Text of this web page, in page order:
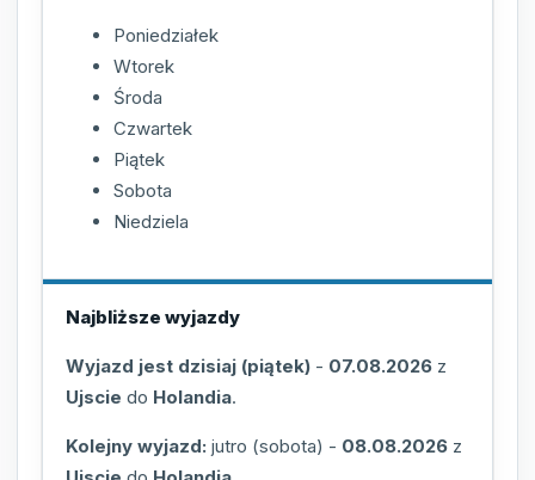
Poniedziałek
Wtorek
Środa
Czwartek
Piątek
Sobota
Niedziela
Najbliższe wyjazdy
Wyjazd jest dzisiaj (piątek) - 07.08.2026 z
Ujscie do Holandia.
Kolejny wyjazd: jutro (sobota) - 08.08.2026 z